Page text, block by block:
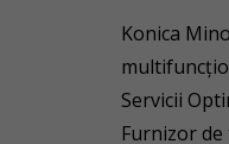
Konica
Servicii
Furnizor